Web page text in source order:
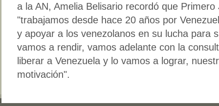
a la AN, Amelia Belisario recordó que
"trabajamos desde hace 20 años por
y apoyar a los venezolanos en su lucha para
vamos a rendir, vamos adelante con la
liberar a Venezuela y lo vamos a lograr,
motivación".